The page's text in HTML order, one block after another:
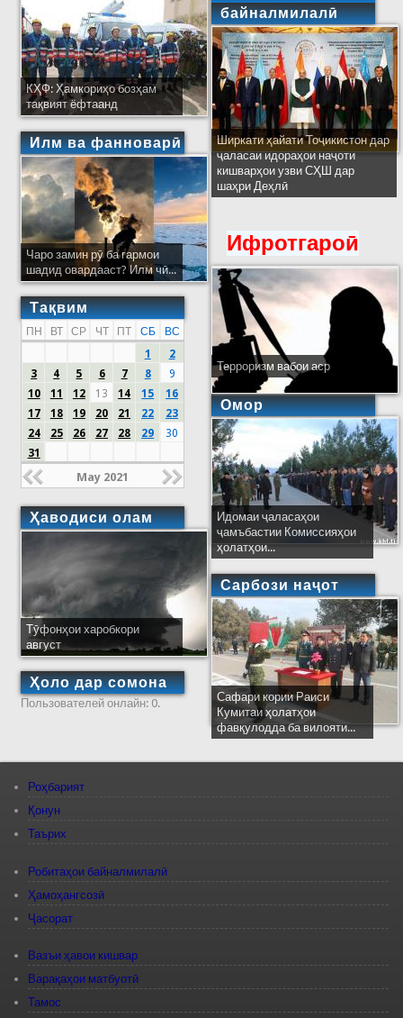
КҲФ: Ҳамкориҳо бозҳам
тақвият ёфтаанд
Илм ва фанноварӣ
Чаро замин рӯ ба гармои
шадид овардааст? Илм чӣ...
Тақвим
ПН ВТ СР ЧТ ПТ СБ
ВС
1
2
3
4 5 6 7 8
9
10
11 12 13 14 15
16
17
18 19 20 21 22
23
24
25 26 27 28 29
30
31
May 2021
Ҳаводиси олам
Тӯфонҳои харобкори
август
Ҳоло дар сомона
Пользователей онлайн: 0.
байналмилалӣ
Ширкати ҳайати Тоҷикистон дар
ҷаласаи идораҳои наҷоти
кишварҳои узви СҲШ дар
шаҳри Деҳлӣ
Ифротгароӣ
Терроризм вабои аср
Омор
Идомаи ҷаласаҳои
ҷамъбастии Комиссияҳои
ҳолатҳои...
Сарбози наҷот
Сафари кории Раиси
Кумитаи ҳолатҳои
фавқулодда ба вилояти...
Роҳбарият
Қонун
Таърих
Робитаҳои байналмилалӣ
Ҳамоҳангсозӣ
Ҷасорат
Вазъи ҳавои кишвар
Варақаҳои матбуотӣ
Тамос